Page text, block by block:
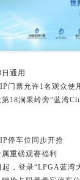
通用
门票允许1名观众使
第18洞果岭旁“蓝湾
停车位同步开抢
重磅观赛福利
起，登录“LPGA蓝湾